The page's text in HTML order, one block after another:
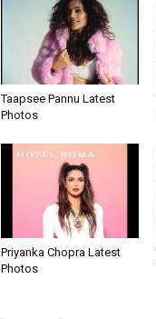
Taapsee Pannu Latest
Photos
Priyanka Chopra Latest
Photos